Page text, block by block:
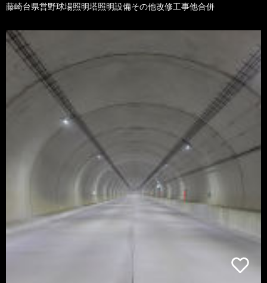
藤崎台県営野球場照明塔照明設備その他改修工事他合併